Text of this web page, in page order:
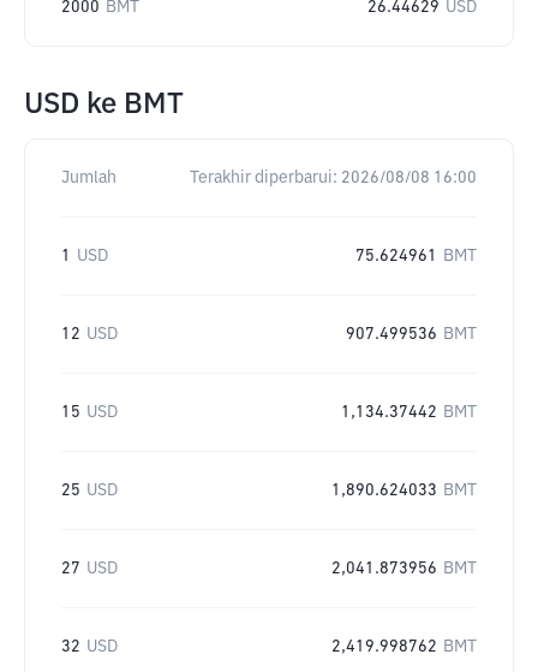
2000 BMT 26.44629 USD
USD ke BMT
Jumlah Terakhir diperbarui: 2026/08/08 16:00
1 USD 75.624961 BMT
12 USD 907.499536 BMT
15 USD 1,134.37442 BMT
25 USD 1,890.624033 BMT
27 USD 2,041.873956 BMT
32 USD 2,419.998762 BMT